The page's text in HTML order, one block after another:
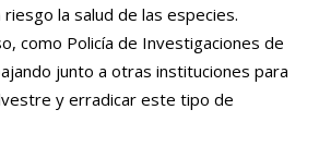
la salud de las especies.
como Policía de Investigaciones de
junto a otras instituciones para
y erradicar este tipo de